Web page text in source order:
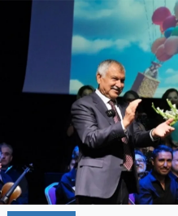
Bilim-Teknoloji
Köşe Yazıları
Röportaj
Video Galeri
Son Dakika Haberleri
Haber Arşivi